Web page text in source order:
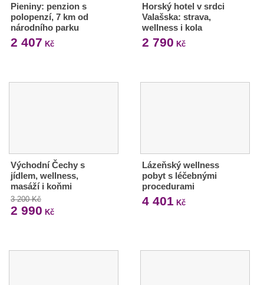
Pieniny: penzion s
polopenzí, 7 km od
národního parku
2 407 Kč
Horský hotel v srdci
Valašska: strava,
wellness i kola
2 790 Kč
Východní Čechy s
jídlem, wellness,
masáží i koňmi
3 200 Kč
2 990 Kč
Lázeňský wellness
pobyt s léčebnými
procedurami
4 401 Kč